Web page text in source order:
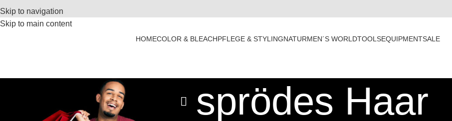
Skip to navigation
Skip to main content
HOMECOLOR & BLEACHPFLEGE & STYLINGNATURMEN´S WORLDTOOLSEQUIPMENTSALE
sprödes Haar